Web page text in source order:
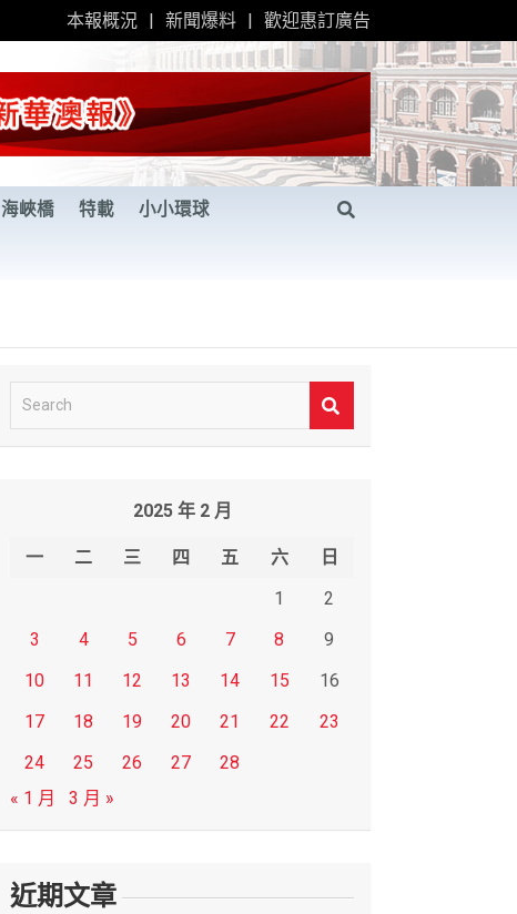
本報概況 新聞爆料 歡迎惠訂廣告
海峽橋 特載 小小環球
e
2025 年 2 月
一 二 三 四 五 六
日
1
2
3
4 5 6 7 8
9
10
11 12 13 14 15
16
17
18 19 20 21 22
23
24
25 26 27
28
« 1 月
3 月 »
近期文章